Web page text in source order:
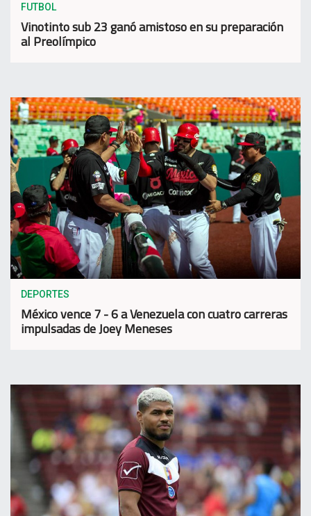
FUTBOL
Vinotinto sub 23 ganó amistoso en su preparación
al Preolímpico
DEPORTES
México vence 7 - 6 a Venezuela con cuatro carreras
impulsadas de Joey Meneses